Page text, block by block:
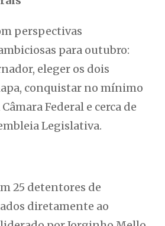
perspectivas
para outubro:
eleger os dois
conquistar no mínimo
Federal e cerca de
Legislativa.
25 detentores de
diretamente ao